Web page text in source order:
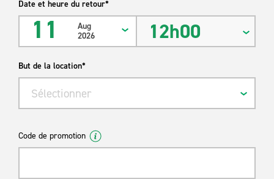
Date et heure du retour*
11
Aug
2026
12h00
But de la location*
Sélectionner
Code de promotion